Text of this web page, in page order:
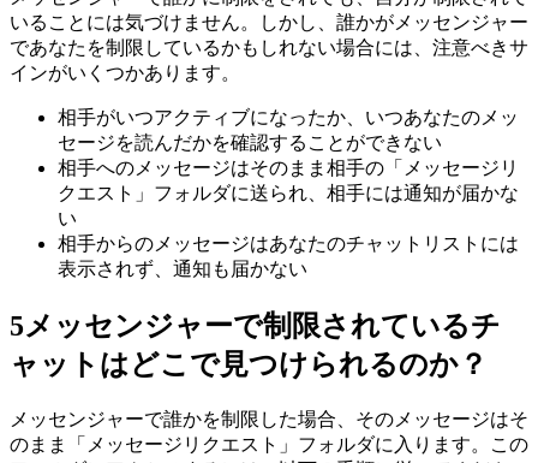
いることには気づけません。しかし、誰かがメッセンジャー
であなたを制限しているかもしれない場合には、注意べきサ
インがいくつかあります。
相手がいつアクティブになったか、いつあなたのメッ
セージを読んだかを確認することができない
相手へのメッセージはそのまま相手の「メッセージリ
クエスト」フォルダに送られ、相手には通知が届かな
い
相手からのメッセージはあなたのチャットリストには
表示されず、通知も届かない
5メッセンジャーで制限されているチ
ャットはどこで見つけられるのか？
メッセンジャーで誰かを制限した場合、そのメッセージはそ
のまま「メッセージリクエスト」フォルダに入ります。この